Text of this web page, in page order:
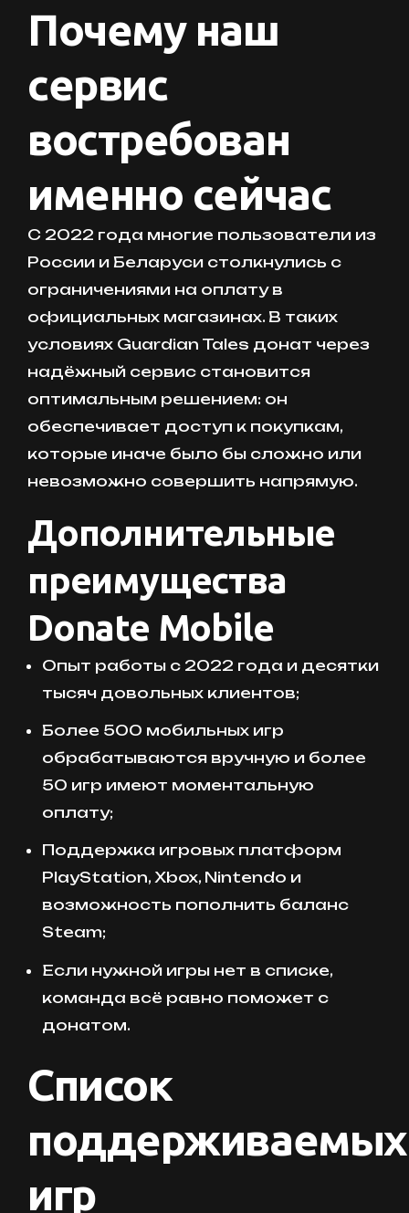
Почему наш
сервис
востребован
именно сейчас
С 2022 года многие пользователи из
России и Беларуси столкнулись с
ограничениями на оплату в
официальных магазинах. В таких
условиях Guardian Tales донат через
надёжный сервис становится
оптимальным решением: он
обеспечивает доступ к покупкам,
которые иначе было бы сложно или
невозможно совершить напрямую.
Дополнительные
преимущества
Donate Mobile
Опыт работы с 2022 года и десятки
тысяч довольных клиентов;
Более 500 мобильных игр
обрабатываются вручную и более
50 игр имеют моментальную
оплату;
Поддержка игровых платформ
PlayStation, Xbox, Nintendo и
возможность пополнить баланс
Steam;
Если нужной игры нет в списке,
команда всё равно поможет с
донатом.
Список
поддерживаемых
игр